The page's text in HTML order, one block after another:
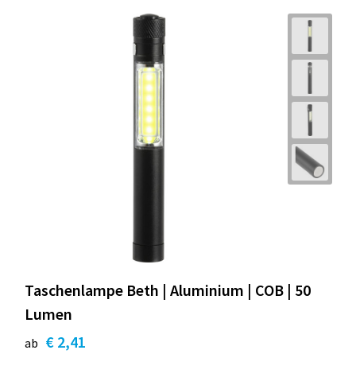
Taschenlampe Beth | Aluminium | COB | 50
Lumen
ab € 2,41